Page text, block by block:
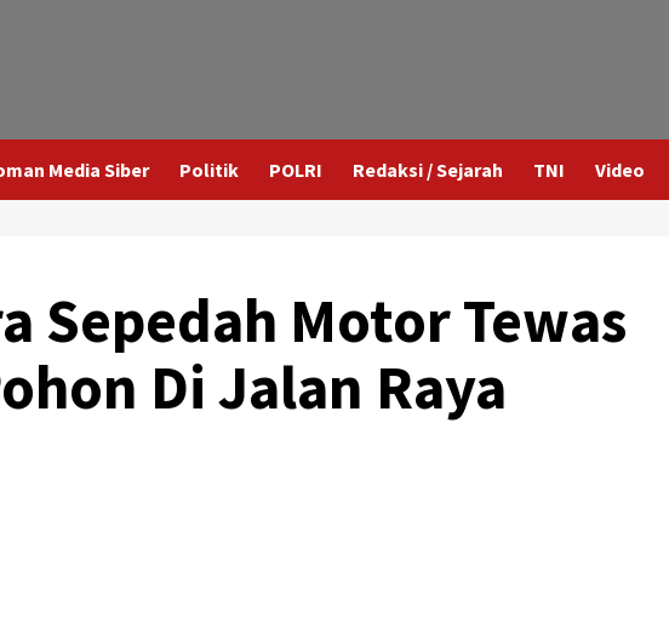
Media Siber Politik POLRI Redaksi / Sejarah TNI Video
Sepedah Motor Tewas
Di Jalan Raya